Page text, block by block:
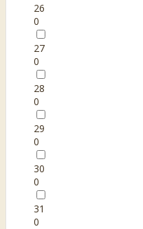
26
0
27
0
28
0
29
0
30
0
31
0